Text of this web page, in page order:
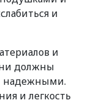
и
и
должны
надежными.
и легкость